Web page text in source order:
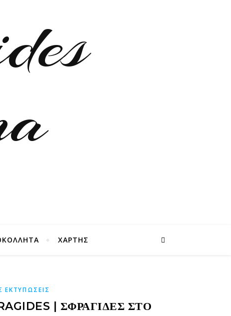
ΧΑΡΤΗΣ
ΕΚΤΥΠΩΣΕΙΣ
| ΣΦΡΑΓΊΔΕΣ ΣΤΟ